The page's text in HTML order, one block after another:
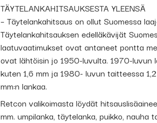
TÄYTELANKAHITSAUKSESTA YLEENSÄ
– Täytelankahitsaus on ollut Suomessa
Täytelankahitsauksen edelläkävijät
laatuvaatimukset ovat antaneet pontta
ovat lähtöisin jo 1950-luvulta. 1970-luvun
kuten 1,6 mm ja 1980- luvun taitteessa
mm:n lankaa.
Retcon valikoimasta löydät
mm. umpilanka, täytelanka, puikko, nauha